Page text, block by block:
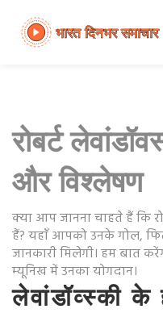
रोबर्ट
और विश्लेषण
क्या आप जानना चाहते हैं कि
हैं? यहाँ आपको उनके गोल,
जानकारी मिलेगी। हम बात
म्यूनिख में उनका योगदान।
लेवांडॉव्स्की के